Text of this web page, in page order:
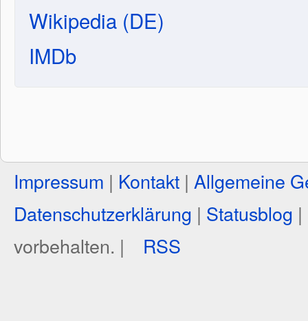
Wikipedia (DE)
IMDb
Impressum | Kontakt | Allgemeine
Datenschutzerklärung | Statusblog |
vorbehalten. |
RSS